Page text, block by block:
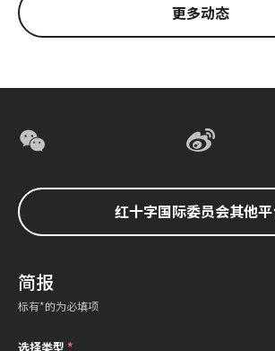
更多动态
红十字国际委员会其他
简报
标有*的为必填项
选择类型 *